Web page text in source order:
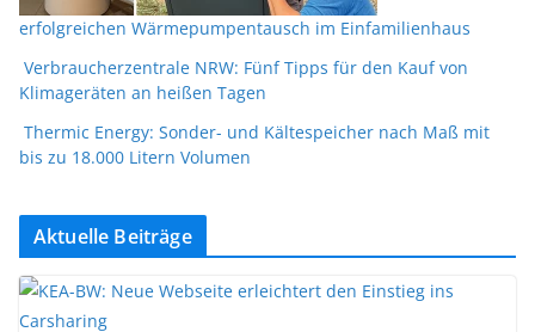
erfolgreichen Wärmepumpentausch im Einfamilienhaus
Verbraucherzentrale NRW: Fünf Tipps für den Kauf von
Klimageräten an heißen Tagen
Thermic Energy: Sonder- und Kältespeicher nach Maß mit
bis zu 18.000 Litern Volumen
Aktuelle Beiträge